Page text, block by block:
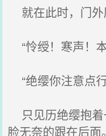
就在此时，门外
“怜绶！寒声！
“绝缨你注意点
只见历绝缨抱着
脸无奈的跟在后面。